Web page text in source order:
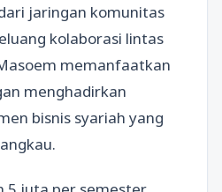
jaringan komunitas
kolaborasi lintas
memanfaatkan
menghadirkan
bisnis syariah yang